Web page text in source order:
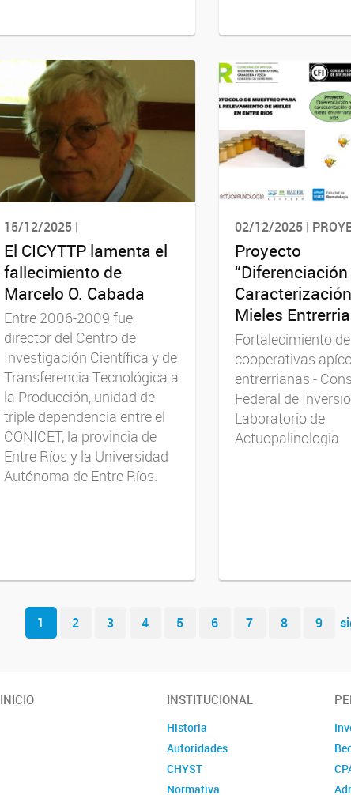
15/12/2025 | ㅤ
El CICYTTP lamenta el
fallecimiento de
Marcelo O. Cabada
Entre 2006-2009 fue
director del Centro de
Investigación Científica y de
Transferencia Tecnológica a
la Producción, unidad de
triple dependencia entre el
CONICET, la provincia de
Entre Ríos y la Universidad
Autónoma de Entre Ríos.
02/12/2025 |
Proyecto
“Diferenciación
Mieles
Fortalecimiento
cooperativas
entrerrianas -
Federal de
Laboratorio de
Actuopalinologia
1 2 3 4 5 6 7 8 9
INICIO INSTITUCIONAL
Historia
Autoridades
CHYST
Normativa